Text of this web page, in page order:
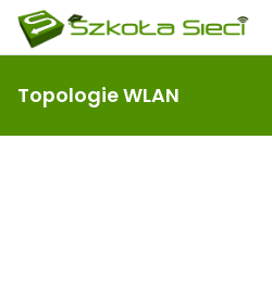
Topologie WLAN